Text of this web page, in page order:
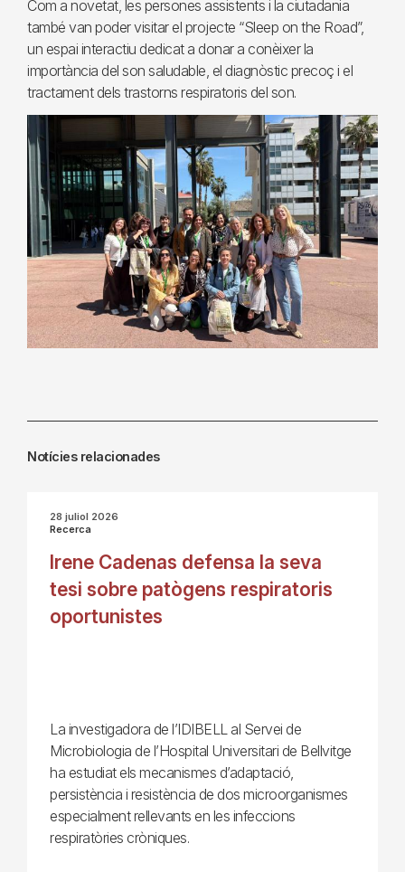
Com a novetat, les persones assistents i la ciutadania
també van poder visitar el projecte “Sleep on the Road”,
un espai interactiu dedicat a donar a conèixer la
importància del son saludable, el diagnòstic precoç i el
tractament dels trastorns respiratoris del son.
Notícies relacionades
28 juliol 2026
Recerca
Irene Cadenas defensa la seva
tesi sobre patògens respiratoris
oportunistes
La investigadora de l’IDIBELL al Servei de
Microbiologia de l’Hospital Universitari de Bellvitge
ha estudiat els mecanismes d’adaptació,
persistència i resistència de dos microorganismes
especialment rellevants en les infeccions
respiratòries cròniques.